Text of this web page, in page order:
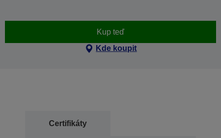
Kup teď
Kde koupit
Certifikáty